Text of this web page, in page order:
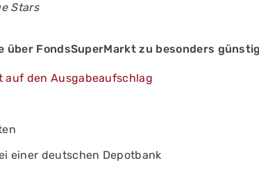
Stars
über FondsSuperMarkt zu besonders
auf den Ausgabeaufschlag
einer deutschen Depotbank